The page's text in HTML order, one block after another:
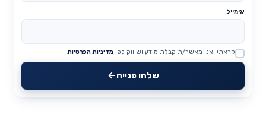
אימייל
Website
קראתי ואני מאשר/ת קבלת מידע ושיווק לפי מדיניות הפרטיות
שלחו פנייה